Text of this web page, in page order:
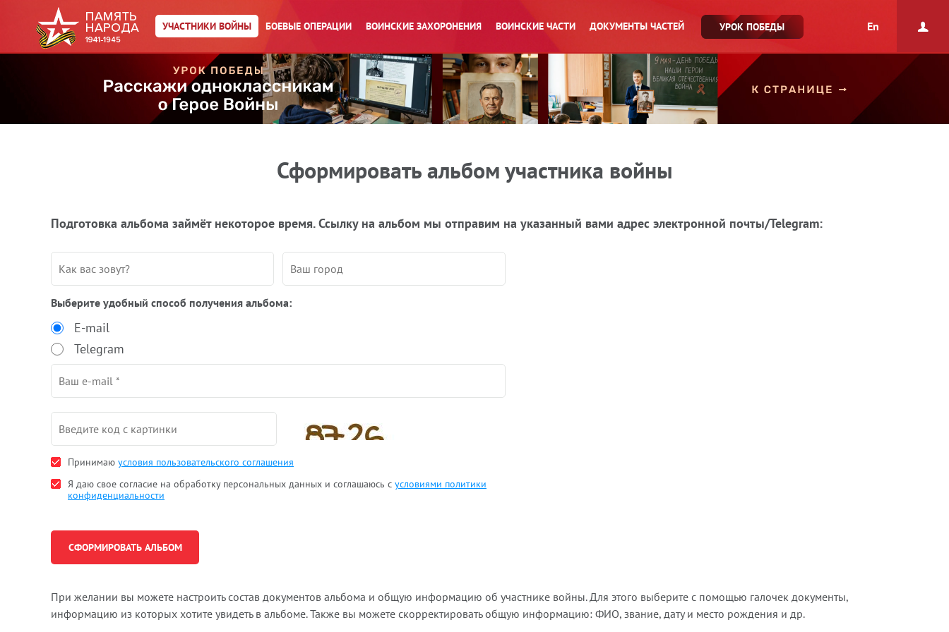
УЧАСТНИКИ ВОЙНЫ БОЕВЫЕ ОПЕРАЦИИ ВОИНСКИЕ ЗАХОРОНЕНИЯ ВОИНСКИЕ ЧАСТИ ДОКУМЕНТЫ ЧАСТЕЙ УРОК ПОБЕДЫ En
Сформировать альбом участника войны
Подготовка альбома займёт некоторое время. Ссылку на альбом мы отправим на указанный вами адрес электронной почты/Telegram:
Выберите удобный способ получения альбома:
E-mail
Telegram
Принимаю условия пользовательского соглашения
Я даю свое согласие на обработку персональных данных и соглашаюсь с условиями политики
конфиденциальности
При желании вы можете настроить состав документов альбома и общую информацию об участнике войны. Для этого выберите с помощью галочек документы,
информацию из которых хотите увидеть в альбоме. Также вы можете скорректировать общую информацию: ФИО, звание, дату и место рождения и др.